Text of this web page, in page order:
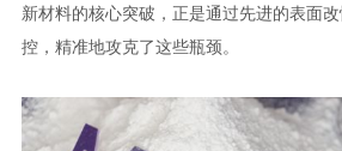
新材料的核心突破，正是通过先进的表面
控，精准地攻克了这些瓶颈。